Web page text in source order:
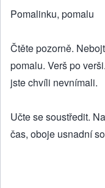
Pomalinku, pomalu
Čtěte pozorně.
pomalu. Verš po
jste chvíli nevnímali.
Učte se soustředit.
čas, oboje usnadní